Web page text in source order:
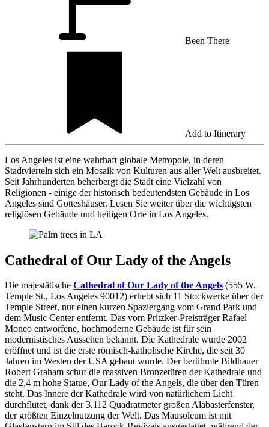
Been There
Add to Itinerary
Los Angeles ist eine wahrhaft globale Metropole, in deren
Stadtvierteln sich ein Mosaik von Kulturen aus aller Welt ausbreitet.
Seit Jahrhunderten beherbergt die Stadt eine Vielzahl von
Religionen - einige der historisch bedeutendsten Gebäude in Los
Angeles sind Gotteshäuser. Lesen Sie weiter über die wichtigsten
religiösen Gebäude und heiligen Orte in Los Angeles.
Cathedral of Our Lady of the Angels
Die majestätische Cathedral of Our Lady of the Angels (555 W.
Temple St., Los Angeles 90012) erhebt sich 11 Stockwerke über der
Temple Street, nur einen kurzen Spaziergang vom Grand Park und
dem Music Center entfernt. Das vom Pritzker-Preisträger Rafael
Moneo entworfene, hochmoderne Gebäude ist für sein
modernistisches Aussehen bekannt. Die Kathedrale wurde 2002
eröffnet und ist die erste römisch-katholische Kirche, die seit 30
Jahren im Westen der USA gebaut wurde. Der berühmte Bildhauer
Robert Graham schuf die massiven Bronzetüren der Kathedrale und
die 2,4 m hohe Statue, Our Lady of the Angels, die über den Türen
steht. Das Innere der Kathedrale wird von natürlichem Licht
durchflutet, dank der 3.112 Quadratmeter großen Alabasterfenster,
der größten Einzelnutzung der Welt. Das Mausoleum ist mit